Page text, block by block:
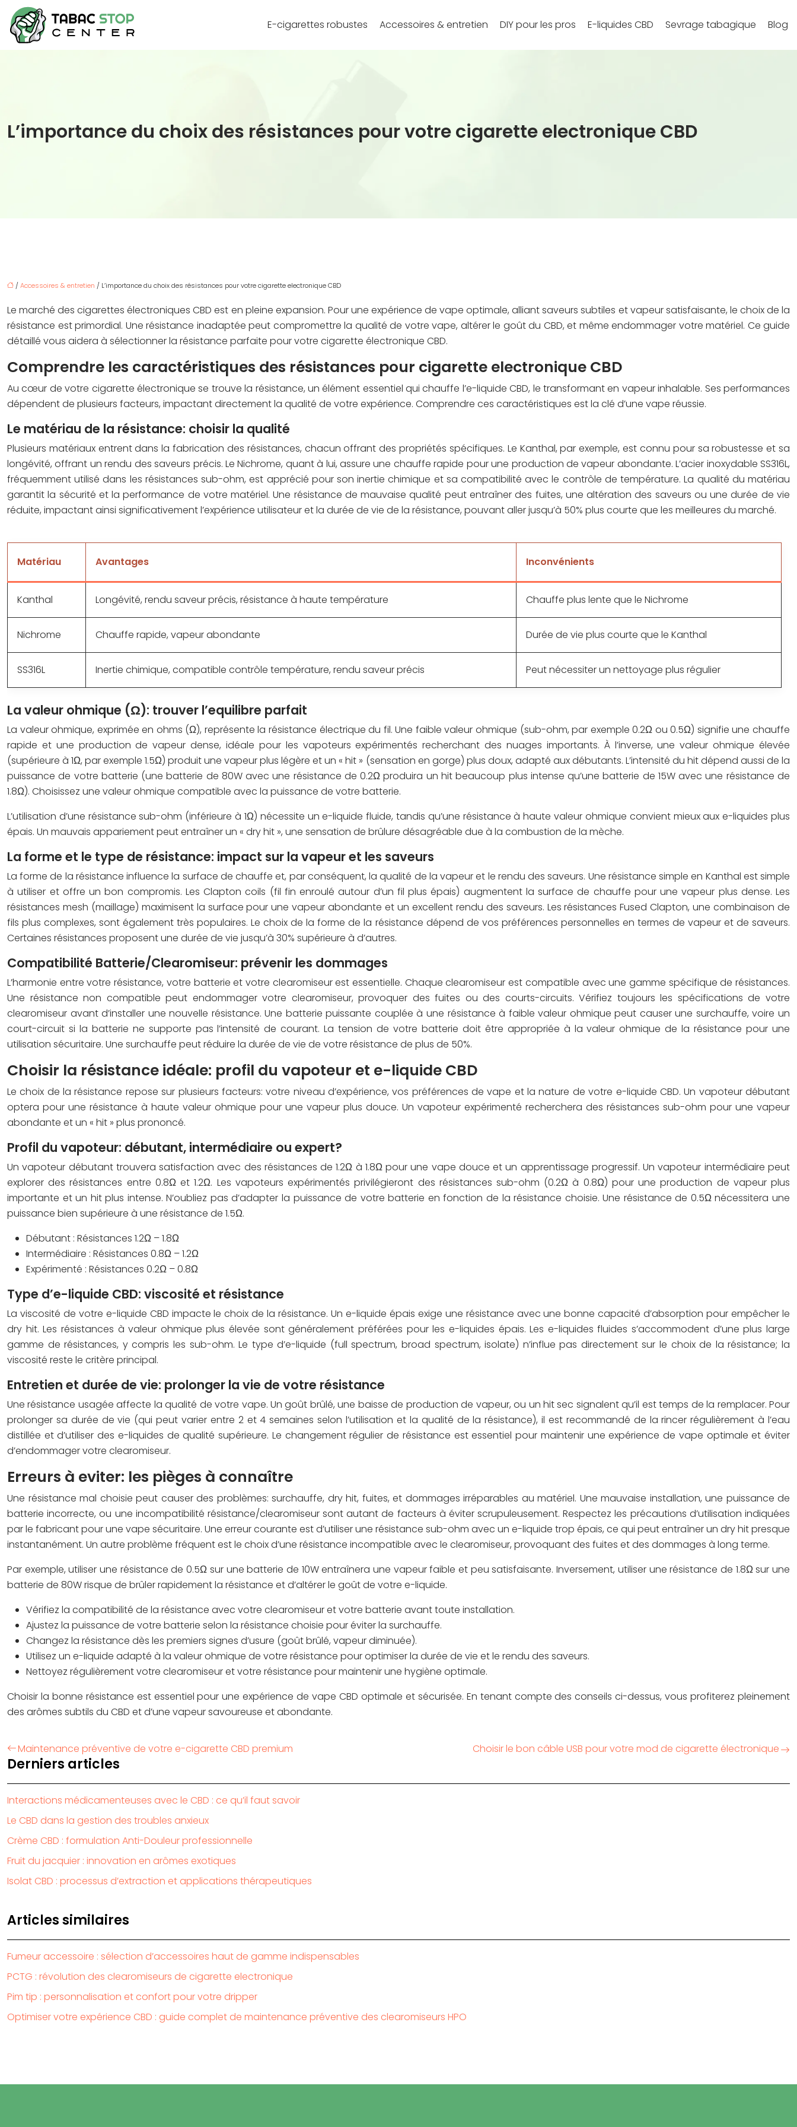
E-cigarettes robustes Accessoires & entretien DIY pour les pros E-liquides CBD Sevrage tabagique Blog
L’importance du choix des résistances pour votre cigarette electronique CBD
/Accessoires & entretien / L’importance du choix des résistances pour votre cigarette electronique CBD
Le marché des cigarettes électroniques CBD est en pleine expansion. Pour une expérience de vape optimale, alliant saveurs subtiles et vapeur satisfaisante, le choix de la
résistance est primordial. Une résistance inadaptée peut compromettre la qualité de votre vape, altérer le goût du CBD, et même endommager votre matériel. Ce guide
détaillé vous aidera à sélectionner la résistance parfaite pour votre cigarette électronique CBD.
Comprendre les caractéristiques des résistances pour cigarette electronique CBD
Au cœur de votre cigarette électronique se trouve la résistance, un élément essentiel qui chauffe l’e-liquide CBD, le transformant en vapeur inhalable. Ses performances
dépendent de plusieurs facteurs, impactant directement la qualité de votre expérience. Comprendre ces caractéristiques est la clé d’une vape réussie.
Le matériau de la résistance: choisir la qualité
Plusieurs matériaux entrent dans la fabrication des résistances, chacun offrant des propriétés spécifiques. Le Kanthal, par exemple, est connu pour sa robustesse et sa
longévité, offrant un rendu des saveurs précis. Le Nichrome, quant à lui, assure une chauffe rapide pour une production de vapeur abondante. L’acier inoxydable SS316L,
fréquemment utilisé dans les résistances sub-ohm, est apprécié pour son inertie chimique et sa compatibilité avec le contrôle de température. La qualité du matériau
garantit la sécurité et la performance de votre matériel. Une résistance de mauvaise qualité peut entraîner des fuites, une altération des saveurs ou une durée de vie
réduite, impactant ainsi significativement l’expérience utilisateur et la durée de vie de la résistance, pouvant aller jusqu’à 50% plus courte que les meilleures du marché.
Matériau Avantages Inconvénients
Kanthal Longévité, rendu saveur précis, résistance à haute température Chauffe plus lente que le Nichrome
Nichrome Chauffe rapide, vapeur abondante Durée de vie plus courte que le Kanthal
SS316L Inertie chimique, compatible contrôle température, rendu saveur précis Peut nécessiter un nettoyage plus régulier
La valeur ohmique (Ω): trouver l’equilibre parfait
La valeur ohmique, exprimée en ohms (Ω), représente la résistance électrique du fil. Une faible valeur ohmique (sub-ohm, par exemple 0.2Ω ou 0.5Ω) signifie une chauffe
rapide et une production de vapeur dense, idéale pour les vapoteurs expérimentés recherchant des nuages importants. À l’inverse, une valeur ohmique élevée
(supérieure à 1Ω, par exemple 1.5Ω) produit une vapeur plus légère et un « hit » (sensation en gorge) plus doux, adapté aux débutants. L’intensité du hit dépend aussi de la
puissance de votre batterie (une batterie de 80W avec une résistance de 0.2Ω produira un hit beaucoup plus intense qu’une batterie de 15W avec une résistance de
1.8Ω). Choisissez une valeur ohmique compatible avec la puissance de votre batterie.
L’utilisation d’une résistance sub-ohm (inférieure à 1Ω) nécessite un e-liquide fluide, tandis qu’une résistance à haute valeur ohmique convient mieux aux e-liquides plus
épais. Un mauvais appariement peut entraîner un « dry hit », une sensation de brûlure désagréable due à la combustion de la mèche.
La forme et le type de résistance: impact sur la vapeur et les saveurs
La forme de la résistance influence la surface de chauffe et, par conséquent, la qualité de la vapeur et le rendu des saveurs. Une résistance simple en Kanthal est simple
à utiliser et offre un bon compromis. Les Clapton coils (fil fin enroulé autour d’un fil plus épais) augmentent la surface de chauffe pour une vapeur plus dense. Les
résistances mesh (maillage) maximisent la surface pour une vapeur abondante et un excellent rendu des saveurs. Les résistances Fused Clapton, une combinaison de
fils plus complexes, sont également très populaires. Le choix de la forme de la résistance dépend de vos préférences personnelles en termes de vapeur et de saveurs.
Certaines résistances proposent une durée de vie jusqu’à 30% supérieure à d’autres.
Compatibilité Batterie/Clearomiseur: prévenir les dommages
L’harmonie entre votre résistance, votre batterie et votre clearomiseur est essentielle. Chaque clearomiseur est compatible avec une gamme spécifique de résistances.
Une résistance non compatible peut endommager votre clearomiseur, provoquer des fuites ou des courts-circuits. Vérifiez toujours les spécifications de votre
clearomiseur avant d’installer une nouvelle résistance. Une batterie puissante couplée à une résistance à faible valeur ohmique peut causer une surchauffe, voire un
court-circuit si la batterie ne supporte pas l’intensité de courant. La tension de votre batterie doit être appropriée à la valeur ohmique de la résistance pour une
utilisation sécuritaire. Une surchauffe peut réduire la durée de vie de votre résistance de plus de 50%.
Choisir la résistance idéale: profil du vapoteur et e-liquide CBD
Le choix de la résistance repose sur plusieurs facteurs: votre niveau d’expérience, vos préférences de vape et la nature de votre e-liquide CBD. Un vapoteur débutant
optera pour une résistance à haute valeur ohmique pour une vapeur plus douce. Un vapoteur expérimenté recherchera des résistances sub-ohm pour une vapeur
abondante et un « hit » plus prononcé.
Profil du vapoteur: débutant, intermédiaire ou expert?
Un vapoteur débutant trouvera satisfaction avec des résistances de 1.2Ω à 1.8Ω pour une vape douce et un apprentissage progressif. Un vapoteur intermédiaire peut
explorer des résistances entre 0.8Ω et 1.2Ω. Les vapoteurs expérimentés privilégieront des résistances sub-ohm (0.2Ω à 0.8Ω) pour une production de vapeur plus
importante et un hit plus intense. N’oubliez pas d’adapter la puissance de votre batterie en fonction de la résistance choisie. Une résistance de 0.5Ω nécessitera une
puissance bien supérieure à une résistance de 1.5Ω.
Débutant : Résistances 1.2Ω – 1.8Ω
Intermédiaire : Résistances 0.8Ω – 1.2Ω
Expérimenté : Résistances 0.2Ω – 0.8Ω
Type d’e-liquide CBD: viscosité et résistance
La viscosité de votre e-liquide CBD impacte le choix de la résistance. Un e-liquide épais exige une résistance avec une bonne capacité d’absorption pour empêcher le
dry hit. Les résistances à valeur ohmique plus élevée sont généralement préférées pour les e-liquides épais. Les e-liquides fluides s’accommodent d’une plus large
gamme de résistances, y compris les sub-ohm. Le type d’e-liquide (full spectrum, broad spectrum, isolate) n’influe pas directement sur le choix de la résistance; la
viscosité reste le critère principal.
Entretien et durée de vie: prolonger la vie de votre résistance
Une résistance usagée affecte la qualité de votre vape. Un goût brûlé, une baisse de production de vapeur, ou un hit sec signalent qu’il est temps de la remplacer. Pour
prolonger sa durée de vie (qui peut varier entre 2 et 4 semaines selon l’utilisation et la qualité de la résistance), il est recommandé de la rincer régulièrement à l’eau
distillée et d’utiliser des e-liquides de qualité supérieure. Le changement régulier de résistance est essentiel pour maintenir une expérience de vape optimale et éviter
d’endommager votre clearomiseur.
Erreurs à eviter: les pièges à connaître
Une résistance mal choisie peut causer des problèmes: surchauffe, dry hit, fuites, et dommages irréparables au matériel. Une mauvaise installation, une puissance de
batterie incorrecte, ou une incompatibilité résistance/clearomiseur sont autant de facteurs à éviter scrupuleusement. Respectez les précautions d’utilisation indiquées
par le fabricant pour une vape sécuritaire. Une erreur courante est d’utiliser une résistance sub-ohm avec un e-liquide trop épais, ce qui peut entraîner un dry hit presque
instantanément. Un autre problème fréquent est le choix d’une résistance incompatible avec le clearomiseur, provoquant des fuites et des dommages à long terme.
Par exemple, utiliser une résistance de 0.5Ω sur une batterie de 10W entraînera une vapeur faible et peu satisfaisante. Inversement, utiliser une résistance de 1.8Ω sur une
batterie de 80W risque de brûler rapidement la résistance et d’altérer le goût de votre e-liquide.
Vérifiez la compatibilité de la résistance avec votre clearomiseur et votre batterie avant toute installation.
Ajustez la puissance de votre batterie selon la résistance choisie pour éviter la surchauffe.
Changez la résistance dès les premiers signes d’usure (goût brûlé, vapeur diminuée).
Utilisez un e-liquide adapté à la valeur ohmique de votre résistance pour optimiser la durée de vie et le rendu des saveurs.
Nettoyez régulièrement votre clearomiseur et votre résistance pour maintenir une hygiène optimale.
Choisir la bonne résistance est essentiel pour une expérience de vape CBD optimale et sécurisée. En tenant compte des conseils ci-dessus, vous profiterez pleinement
des arômes subtils du CBD et d’une vapeur savoureuse et abondante.
Maintenance préventive de votre e-cigarette CBD premium Choisir le bon câble USB pour votre mod de cigarette électronique
Derniers articles
Interactions médicamenteuses avec le CBD : ce qu’il faut savoir
Le CBD dans la gestion des troubles anxieux
Crème CBD : formulation Anti-Douleur professionnelle
Fruit du jacquier : innovation en arômes exotiques
Isolat CBD : processus d’extraction et applications thérapeutiques
Articles similaires
Fumeur accessoire : sélection d’accessoires haut de gamme indispensables
PCTG : révolution des clearomiseurs de cigarette electronique
Pim tip : personnalisation et confort pour votre dripper
Optimiser votre expérience CBD : guide complet de maintenance préventive des clearomiseurs HPO